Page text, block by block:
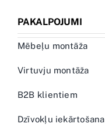
PAKALPOJUMI
Mēbeļu montāža
Virtuvju montāža
B2B klientiem
Dzīvokļu iekārtošana